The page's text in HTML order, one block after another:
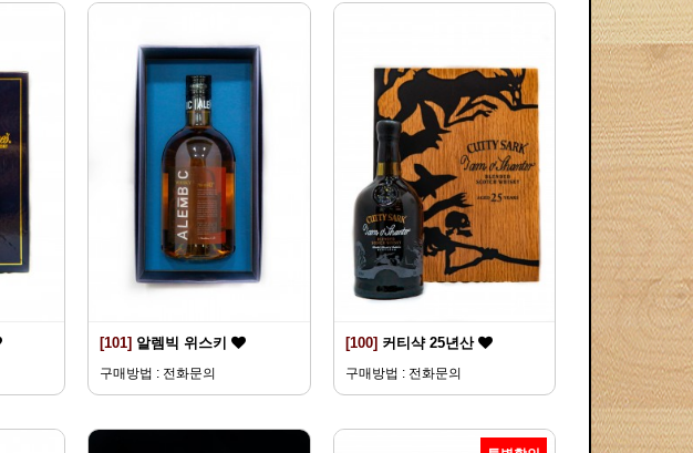
[101] 알렘빅 위스키
구매방법 : 전화문의
[100] 커티샥 25년산
구매방법 : 전화문의